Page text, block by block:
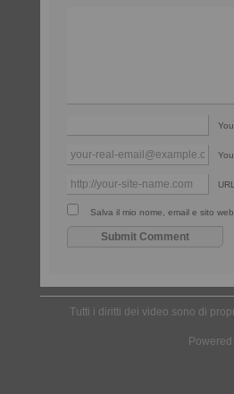
URL
Salva il mio nome, email e sito
Tutti i diritti dei video sono di